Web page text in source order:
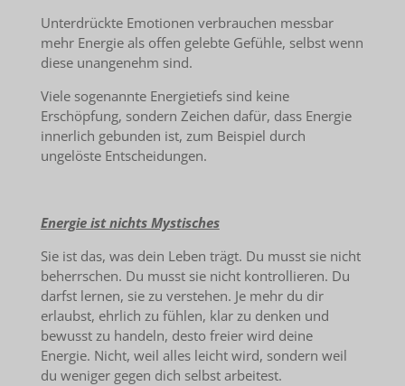
Unterdrückte Emotionen verbrauchen messbar
mehr Energie als offen gelebte Gefühle, selbst wenn
diese unangenehm sind.
Viele sogenannte Energietiefs sind keine
Erschöpfung, sondern Zeichen dafür, dass Energie
innerlich gebunden ist, zum Beispiel durch
ungelöste Entscheidungen.
Energie ist nichts Mystisches
Sie ist das, was dein Leben trägt. Du musst sie nicht
beherrschen. Du musst sie nicht kontrollieren. Du
darfst lernen, sie zu verstehen. Je mehr du dir
erlaubst, ehrlich zu fühlen, klar zu denken und
bewusst zu handeln, desto freier wird deine
Energie. Nicht, weil alles leicht wird, sondern weil
du weniger gegen dich selbst arbeitest.